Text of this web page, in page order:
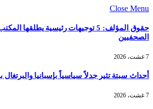
Close Menu
حقوق المؤلف: 5 توجيهات رئيسية يطلقها
الصحفيين
7 غشت، 2026
أحداث سبتة تثير جدلاً سياسياً بإسبانيا والبرتغال
7 غشت، 2026